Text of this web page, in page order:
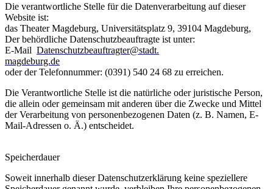
Die verantwortliche Stelle für die Datenverarbeitung auf dieser
Website ist:
das Theater Magdeburg, Universitätsplatz 9, 39104 Magdeburg,
Der behördliche Datenschutzbeauftragte ist unter:
E-Mail Datenschutzbeauftragter@stadt.
magdeburg.de
oder der Telefonnummer: (0391) 540 24 68 zu erreichen.
Die Verantwortliche Stelle ist die natürliche oder juristische Person,
die allein oder gemeinsam mit anderen über die Zwecke und Mittel
der Verarbeitung von personenbezogenen Daten (z. B. Namen, E-
Mail-Adressen o. Ä.) entscheidet.
Speicherdauer
Soweit innerhalb dieser Datenschutzerklärung keine speziellere